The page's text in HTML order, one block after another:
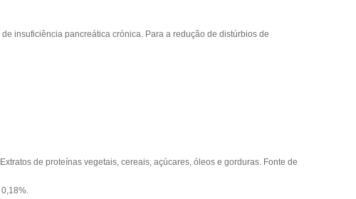
insuficiência pancreática crónica. Para a redução de distúrbios de
de proteínas vegetais, cereais, açúcares, óleos e gorduras. Fonte de